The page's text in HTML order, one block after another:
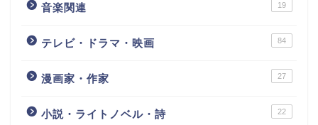
音楽関連 19
テレビ・ドラマ・映画 84
漫画家・作家 27
小説・ライトノベル・詩 22